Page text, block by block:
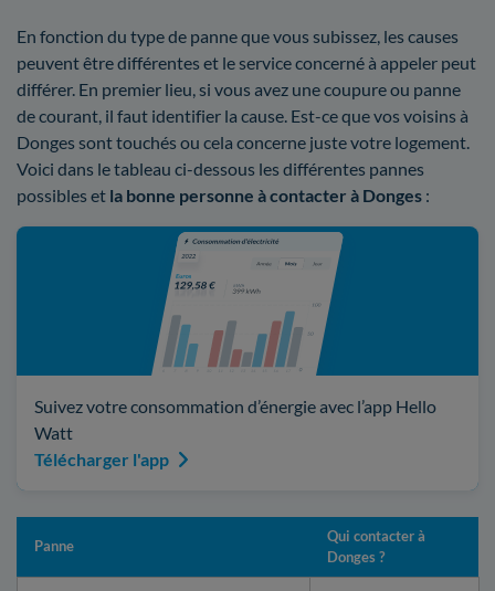
En fonction du type de panne que vous subissez, les causes
peuvent être différentes et le service concerné à appeler peut
différer. En premier lieu, si vous avez une coupure ou panne
de courant, il faut identifier la cause. Est-ce que vos voisins à
Donges sont touchés ou cela concerne juste votre logement.
Voici dans le tableau ci-dessous les différentes pannes
possibles et la bonne personne à contacter à Donges :
Suivez votre consommation d’énergie avec l’app Hello
Watt
Télécharger l'app
Panne
Qui contacter à
Donges ?